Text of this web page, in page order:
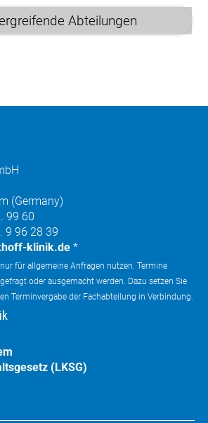
Abteilungen
(Germany)
99 60
9 96 28 39
klinik.de *
für allgemeine Anfragen nutzen. Termine
oder ausgemacht werden. Dazu setzen Sie
Terminvergabe der Fachabteilung in Verbindung.
(LKSG)